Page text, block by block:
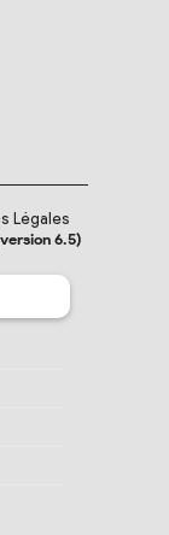
Légales
6.5)